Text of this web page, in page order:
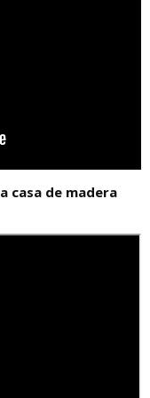
casa de madera